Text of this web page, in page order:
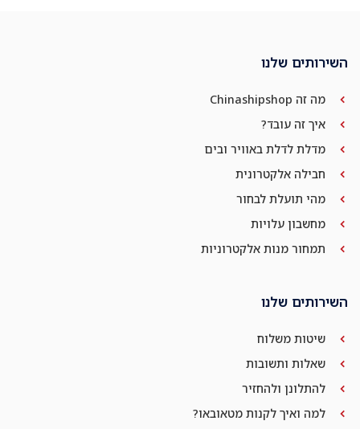
השירותים שלנו
מה זה Chinashipshop
איך זה עובד?
מדלת לדלת באוויר ובים
חבילה אלקטרונית
מהי תועלת לבחור
מחשבון עלויות
תמחור מנות אלקטרוניות
השירותים שלנו
שיטות משלוח
שאלות ותשובות
להתלונן ולהחזיר
למה ואיך לקנות מטאובאו?